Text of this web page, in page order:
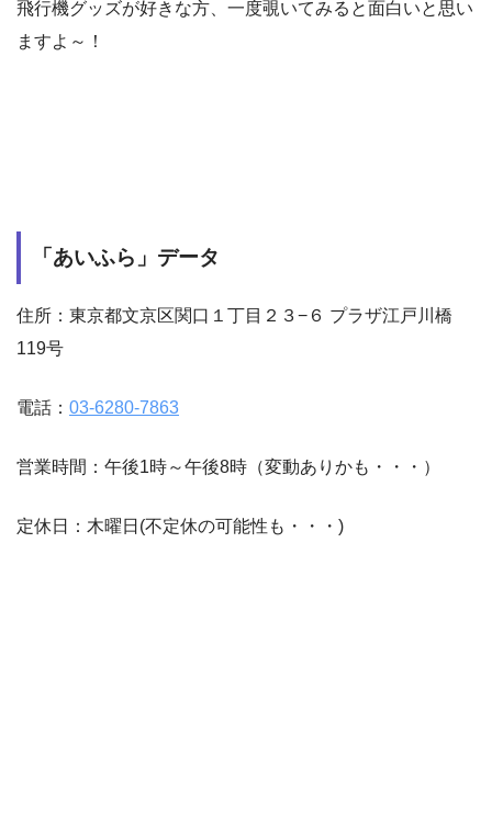
飛行機グッズが好きな方、一度覗いてみると面白いと思い
ますよ～！
「あいふら」データ
住所：東京都文京区関口１丁目２３−６ プラザ江戸川橋
119号
電話： 03-6280-7863
営業時間：午後1時～午後8時（変動ありかも・・・）
定休日：木曜日(不定休の可能性も・・・)